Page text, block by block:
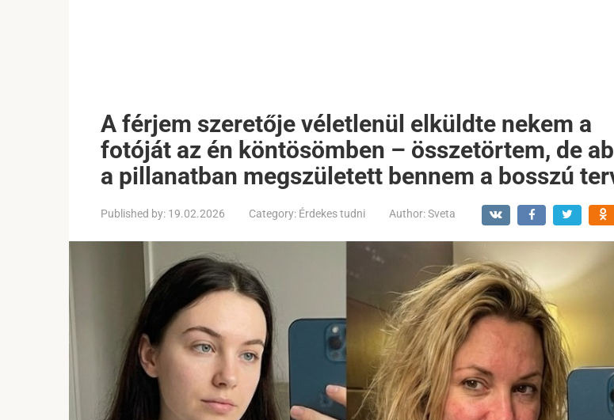
A férjem szeretője véletlenül elküldte nekem a
fotóját az én köntösömben – összetörtem, de
a pillanatban megszületett bennem a bosszú
Published by: 19.02.2026 Category: Érdekes tudni Author:Sveta